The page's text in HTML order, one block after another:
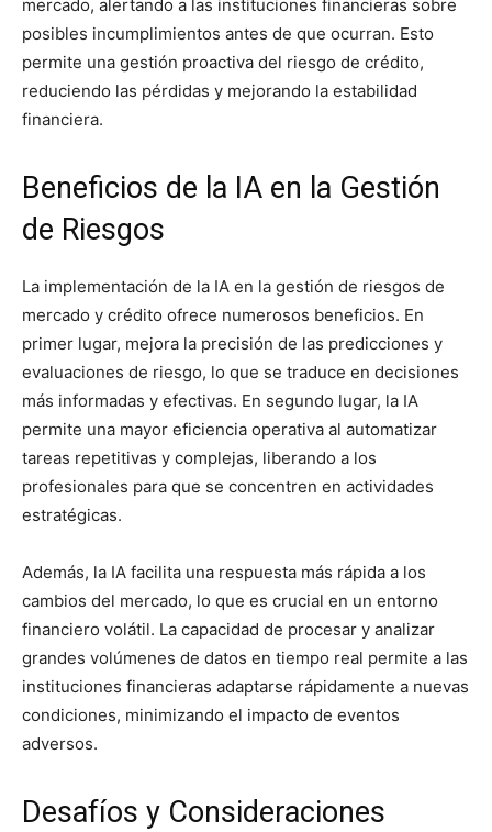
mercado, alertando a las instituciones financieras sobre
posibles incumplimientos antes de que ocurran. Esto
permite una gestión proactiva del riesgo de crédito,
reduciendo las pérdidas y mejorando la estabilidad
financiera.
Beneficios de la IA en la Gestión
de Riesgos
La implementación de la IA en la gestión de riesgos de
mercado y crédito ofrece numerosos beneficios. En
primer lugar, mejora la precisión de las predicciones y
evaluaciones de riesgo, lo que se traduce en decisiones
más informadas y efectivas. En segundo lugar, la IA
permite una mayor eficiencia operativa al automatizar
tareas repetitivas y complejas, liberando a los
profesionales para que se concentren en actividades
estratégicas.
Además, la IA facilita una respuesta más rápida a los
cambios del mercado, lo que es crucial en un entorno
financiero volátil. La capacidad de procesar y analizar
grandes volúmenes de datos en tiempo real permite a las
instituciones financieras adaptarse rápidamente a nuevas
condiciones, minimizando el impacto de eventos
adversos.
Desafíos y Consideraciones